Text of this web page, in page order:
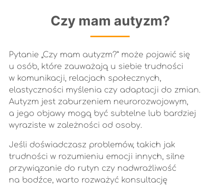
Czy mam autyzm?
Pytanie „Czy mam autyzm?” może pojawić się
u osób, które zauważają u siebie trudności
w komunikacji, relacjach społecznych,
elastyczności myślenia czy adaptacji do zmian.
Autyzm jest zaburzeniem neurorozwojowym,
a jego objawy mogą być subtelne lub bardziej
wyraziste w zależności od osoby.
Jeśli doświadczasz problemów, takich jak
trudności w rozumieniu emocji innych, silne
przywiązanie do rutyn czy nadwrażliwość
na bodźce, warto rozważyć konsultację